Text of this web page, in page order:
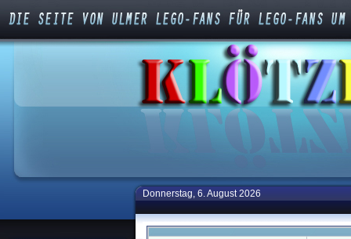
Donnerstag, 6. August 2026